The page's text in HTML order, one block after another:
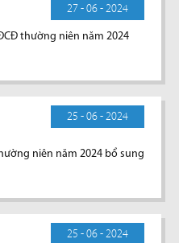
27 - 06 - 2024
thường niên năm 2024
25 - 06 - 2024
niên năm 2024 bổ sung
25 - 06 - 2024